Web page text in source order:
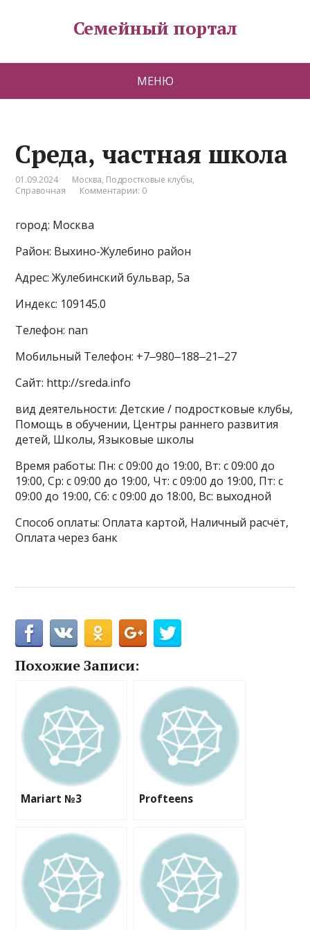
Семейный портал
МЕНЮ
Среда, частная школа
01.09.2024 Москва, Подростковые клубы,
Справочная
Комментарии: 0
город: Москва
Район: Выхино-Жулебино район
Адрес: Жулебинский бульвар, 5а
Индекс: 109145.0
Телефон: nan
Мобильный Телефон: +7‒980‒188‒21‒27
Сайт: http://sreda.info
вид деятельности: Детские / подростковые клубы,
Помощь в обучении, Центры раннего развития
детей, Школы, Языковые школы
Время работы: Пн: с 09:00 до 19:00, Вт: с 09:00 до
19:00, Ср: с 09:00 до 19:00, Чт: с 09:00 до 19:00, Пт: с
09:00 до 19:00, Сб: с 09:00 до 18:00, Вс: выходной
Способ оплаты: Оплата картой, Наличный расчёт,
Оплата через банк
Похожие Записи:
Mariart №3 Profteens